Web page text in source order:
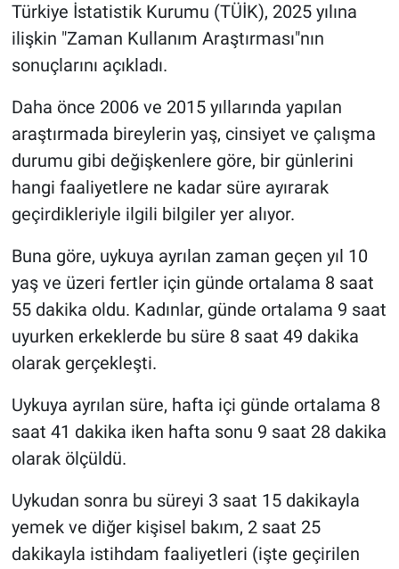
Türkiye İstatistik Kurumu (TÜİK), 2025 yılına
ilişkin "Zaman Kullanım Araştırması"nın
sonuçlarını açıkladı.
Daha önce 2006 ve 2015 yıllarında yapılan
araştırmada bireylerin yaş, cinsiyet ve çalışma
durumu gibi değişkenlere göre, bir günlerini
hangi faaliyetlere ne kadar süre ayırarak
geçirdikleriyle ilgili bilgiler yer alıyor.
Buna göre, uykuya ayrılan zaman geçen yıl 10
yaş ve üzeri fertler için günde ortalama 8 saat
55 dakika oldu. Kadınlar, günde ortalama 9 saat
uyurken erkeklerde bu süre 8 saat 49 dakika
olarak gerçekleşti.
Uykuya ayrılan süre, hafta içi günde ortalama 8
saat 41 dakika iken hafta sonu 9 saat 28 dakika
olarak ölçüldü.
Uykudan sonra bu süreyi 3 saat 15 dakikayla
yemek ve diğer kişisel bakım, 2 saat 25
dakikayla istihdam faaliyetleri (işte geçirilen